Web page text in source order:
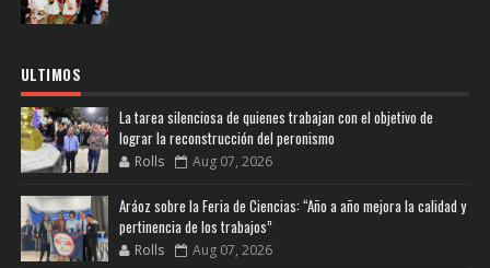
ULTIMOS
La tarea silenciosa de quienes trabajan con el objetivo de
lograr la reconstrucción del peronismo
Rolls Aug 07, 2026
Aráoz sobre la Feria de Ciencias: “Año a año mejora la calidad y
pertinencia de los trabajos”
Rolls Aug 07, 2026